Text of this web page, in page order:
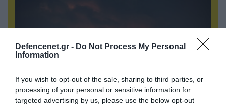
Defencenet.gr - Do Not Process My Personal
Information
If you wish to opt-out of the sale, sharing to third parties, or
processing of your personal or sensitive information for
targeted advertising by us, please use the below opt-out